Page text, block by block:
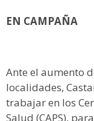
EN CAMPAÑA
Ante el aumento
localidades,
trabajar en los
Salud (CAPS),